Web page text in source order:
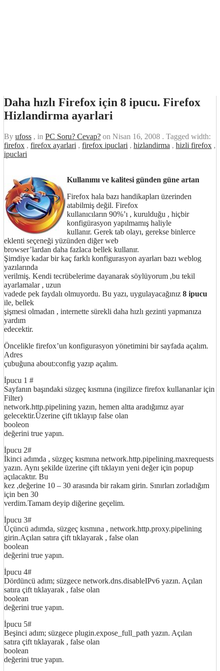
Daha hızlı Firefox için 8 ipucu. Firefox
Hizlandirma ayarlari
By ufoss , in PC Soru? Cevap? on Nisan 16, 2008 . Tagged width:
firefox , firefox ayarlari , firefox ipuclari , hizlandirma , hizli firefox ,
ipuclari
Kullanımı ve kalitesi günden güne artan
Firefox hala bazı handikapları üzerinden
atabilmiş değil. Firefox
kullanıcıların 90%’ı , kurulduğu , hiçbir
konfigürasyon yapılmamış haliyle
kullanır. Gerek tab olayı, gerekse binlerce
eklenti seçeneği yüzünden diğer web
browser’lardan daha fazlaca bellek kullanır.
Şimdiye kadar bir kaç farklı konfigurasyon ayarları bazı weblog
yazılarında
verilmiş. Kendi tecrübelerime dayanarak söylüyorum ,bu tekil
ayarlamalar , uzun
vadede pek faydalı olmuyordu. Bu yazı, uygulayacağınız 8 ipucu
ile, bellek
şişmesi olmadan , internette sürekli daha hızlı gezinti yapmanıza
yardım
edecektir.
Öncelikle firefox’un konfigurasyon yönetimini bir sayfada açalım.
Adres
çubuğuna about:config yazıp açalım.
İpucu 1 #
Sayfanın başındaki süzgeç kısmına (ingilizce firefox kullananlar için
Filter)
network.http.pipelining yazın, hemen altta aradığımız ayar
gelecektir.Üzerine çift tıklayıp false olan
booleon
değerini true yapın.
İpucu 2#
İkinci adımda , süzgeç kısmına network.http.pipelining.maxrequests
yazın. Aynı şekilde üzerine çift tıklayın yeni değer için popup
açılacaktır. Bu
kez ,değerine 10 – 30 arasında bir rakam girin. Sınırları zorladığım
için ben 30
verdim.Tamam deyip diğerine geçelim.
İpucu 3#
Üçüncü adımda, süzgeç kısmına , network.http.proxy.pipelining
girin.Açılan satıra çift tıklayarak , false olan
boolean
değerini true yapın.
İpucu 4#
Dördüncü adım; süzgece network.dns.disableIPv6 yazın. Açılan
satıra çift tıklayarak , false olan
boolean
değerini true yapın.
İpucu 5#
Beşinci adım; süzgece plugin.expose_full_path yazın. Açılan
satıra çift tıklayarak , false olan
boolean
değerini true yapın.